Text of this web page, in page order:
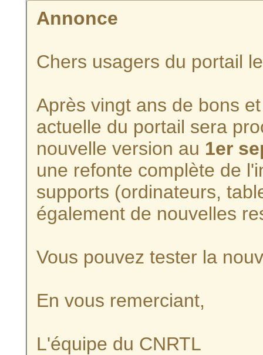
Annonce
Chers usagers du portail
Après vingt ans de bons
actuelle du portail sera
nouvelle version au 1er
une refonte complète de
supports (ordinateurs,
également de nouvelles
Vous pouvez tester la
En vous remerciant,
L'équipe du CNRTL